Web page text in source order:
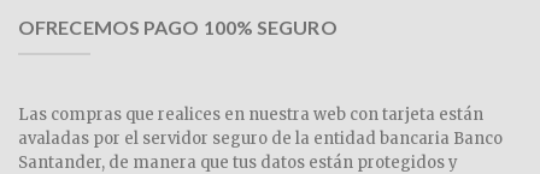
OFRECEMOS PAGO 100% SEGURO
Las compras que realices en nuestra web con tarjeta están
avaladas por el servidor seguro de la entidad bancaria Banco
Santander, de manera que tus datos están protegidos y